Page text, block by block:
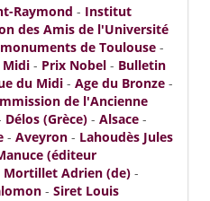
Raymond - Institut
des Amis de l'Université
de Toulouse -
Midi - Prix Nobel - Bulletin
du Midi - Age du Bronze -
de l'Ancienne
Délos (Grèce) - Alsace -
- Aveyron - Lahoudès Jules
(éditeur
Mortillet Adrien (de) -
- Siret Louis